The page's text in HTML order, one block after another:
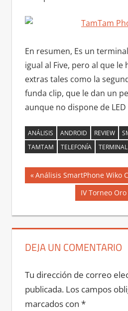
En resumen, Es un
igual al Five, pero al que le
extras tales como la
funda clip, que le dan un
aunque no dispone de
ANÁLISIS ANDROID REVIEW
TAMTAM
TELEFONÍA TERMINAL
Navegación
entradas
Entrada
anterior:
Análisis SmartPhone Wiko
Siguiente
entrada:
IV Torneo
DEJA UN COMENTARIO
Tu dirección de correo
publicada. Los campos
marcados con *